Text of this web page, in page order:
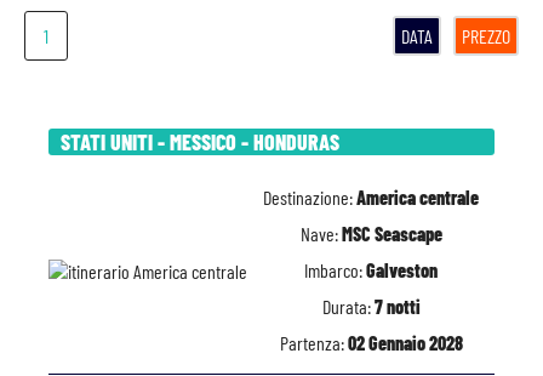
1 DATA PREZZO
STATI UNITI - MESSICO - HONDURAS
Destinazione:America centrale
Nave:MSC Seascape
Imbarco:Galveston
Durata:7 notti
Partenza:02 Gennaio 2028